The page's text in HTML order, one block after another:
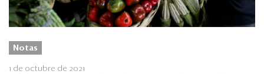
Notas
1 de octubre de 2021